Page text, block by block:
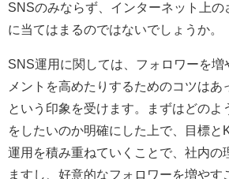
SNSのみならず、インターネット上の
に当てはまるのではないでしょうか。
SNS運用に関しては、フォロワーを増
メントを高めたりするためのコツはあ
という印象を受けます。まずはどのよ
をしたいのか明確にした上で、目標と
運用を積み重ねていくことで、社内の
ますし、好意的なフォロワーを増やす